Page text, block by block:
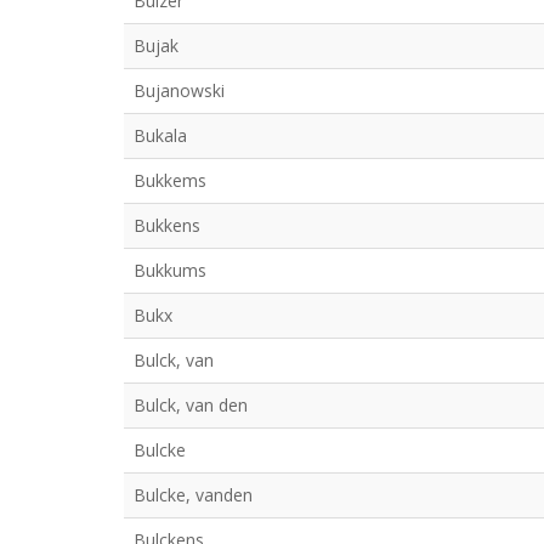
Bujak
Bujanowski
Bukala
Bukkems
Bukkens
Bukkums
Bukx
Bulck, van
Bulck, van den
Bulcke
Bulcke, vanden